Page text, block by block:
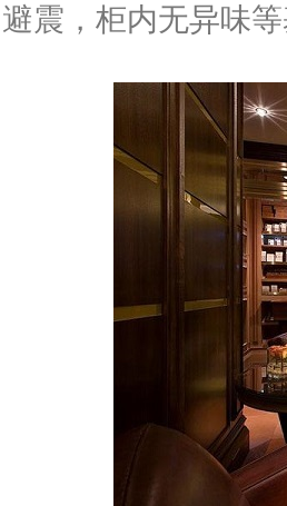
避震，柜内无异味